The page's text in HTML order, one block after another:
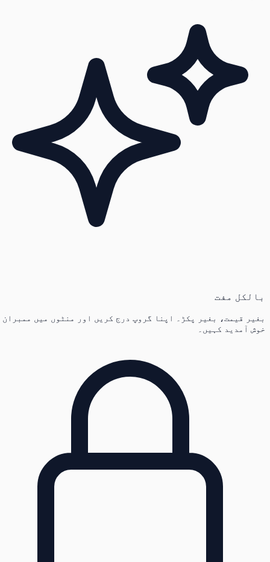
بالکل مفت
بغیر قیمت، بغیر پکڑ۔ اپنا گروپ درج کریں اور منٹوں میں ممبران
خوش آمدید کہیں۔